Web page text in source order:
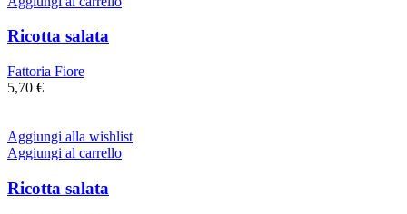
Ricotta salata
Fattoria Fiore
5,70 €
Aggiungi alla wishlist
Aggiungi al carrello
Ricotta salata